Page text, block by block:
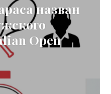
назван
Open